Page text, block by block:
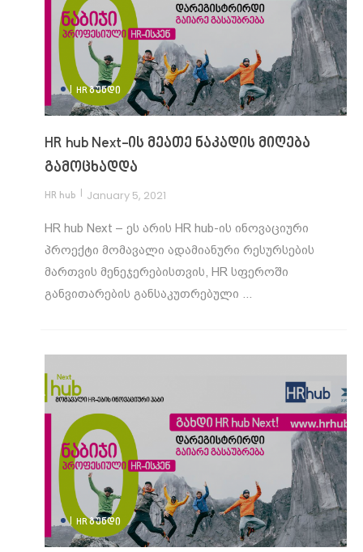
| HR ᲒᲣᲜᲓᲘ
HR hub Next-ის მეათე ნაკადის მიღება
გამოცხადდა
HR hub | January 5, 2021
HR hub Next – ეს არის HR hub-ის ინოვაციური
პროექტი მომავალი ადამიანური რესურსების
მართვის მენეჯერებისთვის, HR სფეროში
განვითარების განსაკუთრებული ...
| HR ᲒᲣᲜᲓᲘ